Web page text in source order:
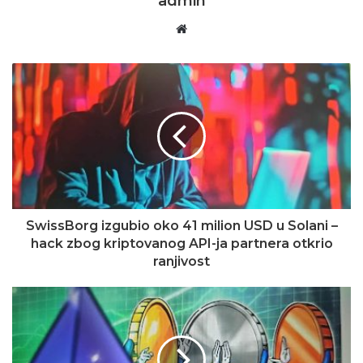
Website
SwissBorg izgubio oko 41 milion USD u Solani –
hack zbog kriptovanog API-ja partnera otkrio
ranjivost